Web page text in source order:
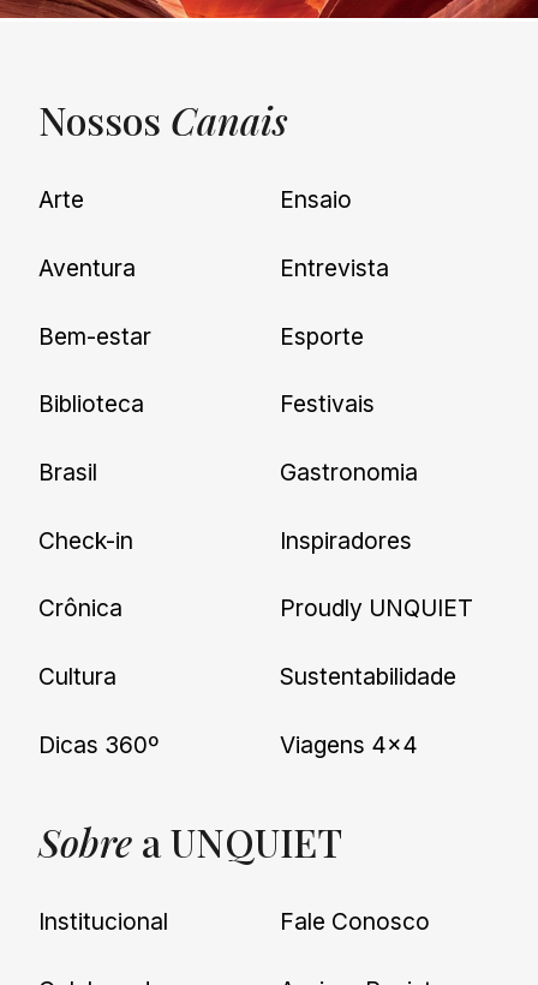
UNQUIET
Newsletter
nossas novidades.
Nossos Canais
Arte
Aventura
Bem-estar
Biblioteca
Brasil
Check-in
Crônica
Cultura
Dicas 360º
Ensaio
Entrevista
Esporte
Festivais
Gastronomia
Inspiradores
Proudly UNQUIET
Sustentabilidade
Viagens 4×4
Sobre a UNQUIET
Institucional Fale Conosco